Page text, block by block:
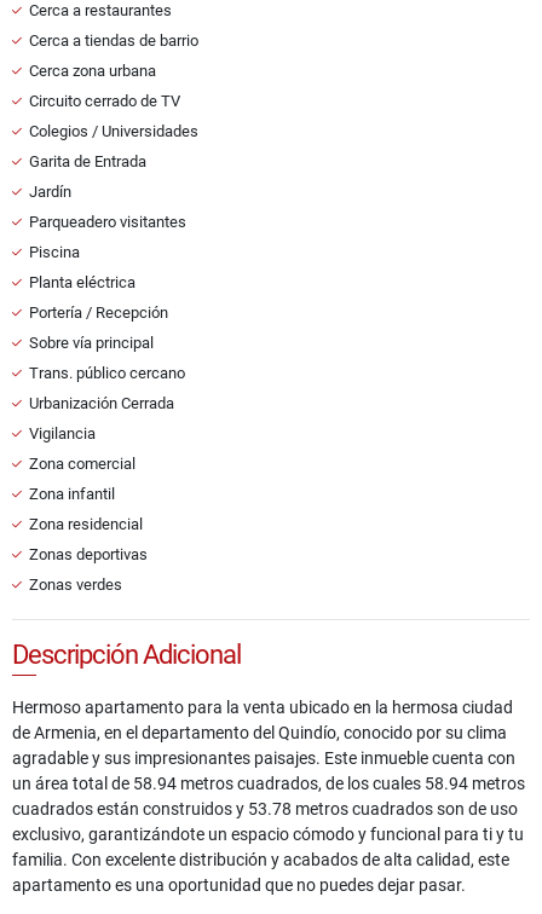
Cerca a restaurantes
Cerca a tiendas de barrio
Cerca zona urbana
Circuito cerrado de TV
Colegios / Universidades
Garita de Entrada
Jardín
Parqueadero visitantes
Piscina
Planta eléctrica
Portería / Recepción
Sobre vía principal
Trans. público cercano
Urbanización Cerrada
Vigilancia
Zona comercial
Zona infantil
Zona residencial
Zonas deportivas
Zonas verdes
Descripción Adicional
Hermoso apartamento para la venta ubicado en la hermosa ciudad
de Armenia, en el departamento del Quindío, conocido por su clima
agradable y sus impresionantes paisajes. Este inmueble cuenta con
un área total de 58.94 metros cuadrados, de los cuales 58.94 metros
cuadrados están construidos y 53.78 metros cuadrados son de uso
exclusivo, garantizándote un espacio cómodo y funcional para ti y tu
familia. Con excelente distribución y acabados de alta calidad, este
apartamento es una oportunidad que no puedes dejar pasar.